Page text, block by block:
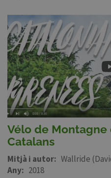
Vélo de Montagne
Catalans
Mitjà i autor
Wallride
Any
2018